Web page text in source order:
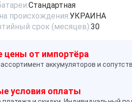
Стандартная
происхождения:УКРАИНА
срок (месяцев):30
цены от импортёра
аккумуляторов и
условия оплаты